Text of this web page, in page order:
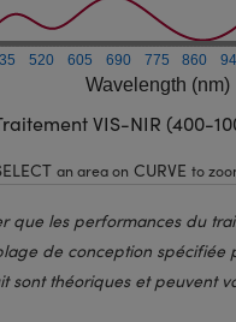
Wavelength (nm)
520 605 690 775 860
VIS-NIR (400-
an area on CURVE to
que les performances du
de conception spécifiée
sont théoriques et peuvent